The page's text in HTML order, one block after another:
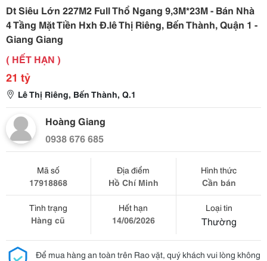
Dt Siêu Lớn 227M2 Full Thổ Ngang 9,3M*23M - Bán Nhà
4 Tầng Mặt Tiền Hxh Đ.lê Thị Riêng, Bến Thành, Quận 1 -
Giang Giang
( HẾT HẠN )
21 tỷ
Lê Thị Riêng, Bến Thành, Q.1
Hoàng Giang
0938 676 685
Mã số
17918868
Địa điểm
Hồ Chí Minh
Hình thức
Cần bán
Tình trạng
Hàng cũ
Hết hạn
14/06/2026
Loại tin
Thường
Để mua hàng an toàn trên Rao vặt, quý khách vui lòng không